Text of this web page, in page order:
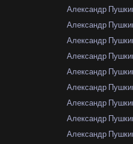
Александр
Александр
Александр
Александр
Александр
Александр
Александр
Александр
Александр